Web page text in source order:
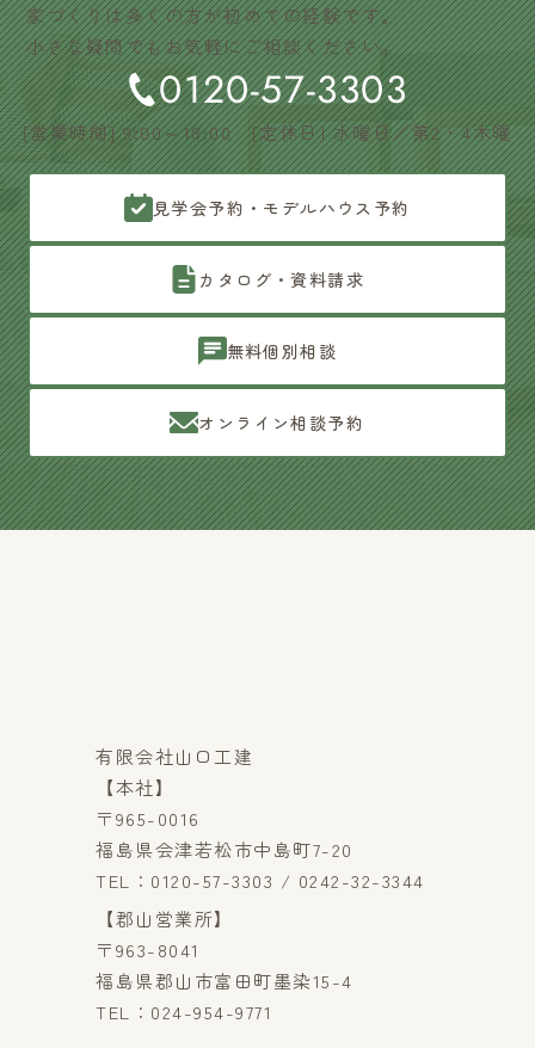
家づくりは多くの方が初めての経験です。
小さな疑問でもお気軽にご相談ください。
0120-57-3303
[営業時間] 9:00～18:00 [定休日] 水曜日／第2・4木曜
見学会予約・モデルハウス予約
カタログ・資料請求
無料個別相談
オンライン相談予約
有限会社山口工建
【本社】
〒965-0016
福島県会津若松市中島町7-20
TEL：0120-57-3303 / 0242-32-3344
【郡山営業所】
〒963-8041
福島県郡山市富田町墨染15-4
TEL：024-954-9771